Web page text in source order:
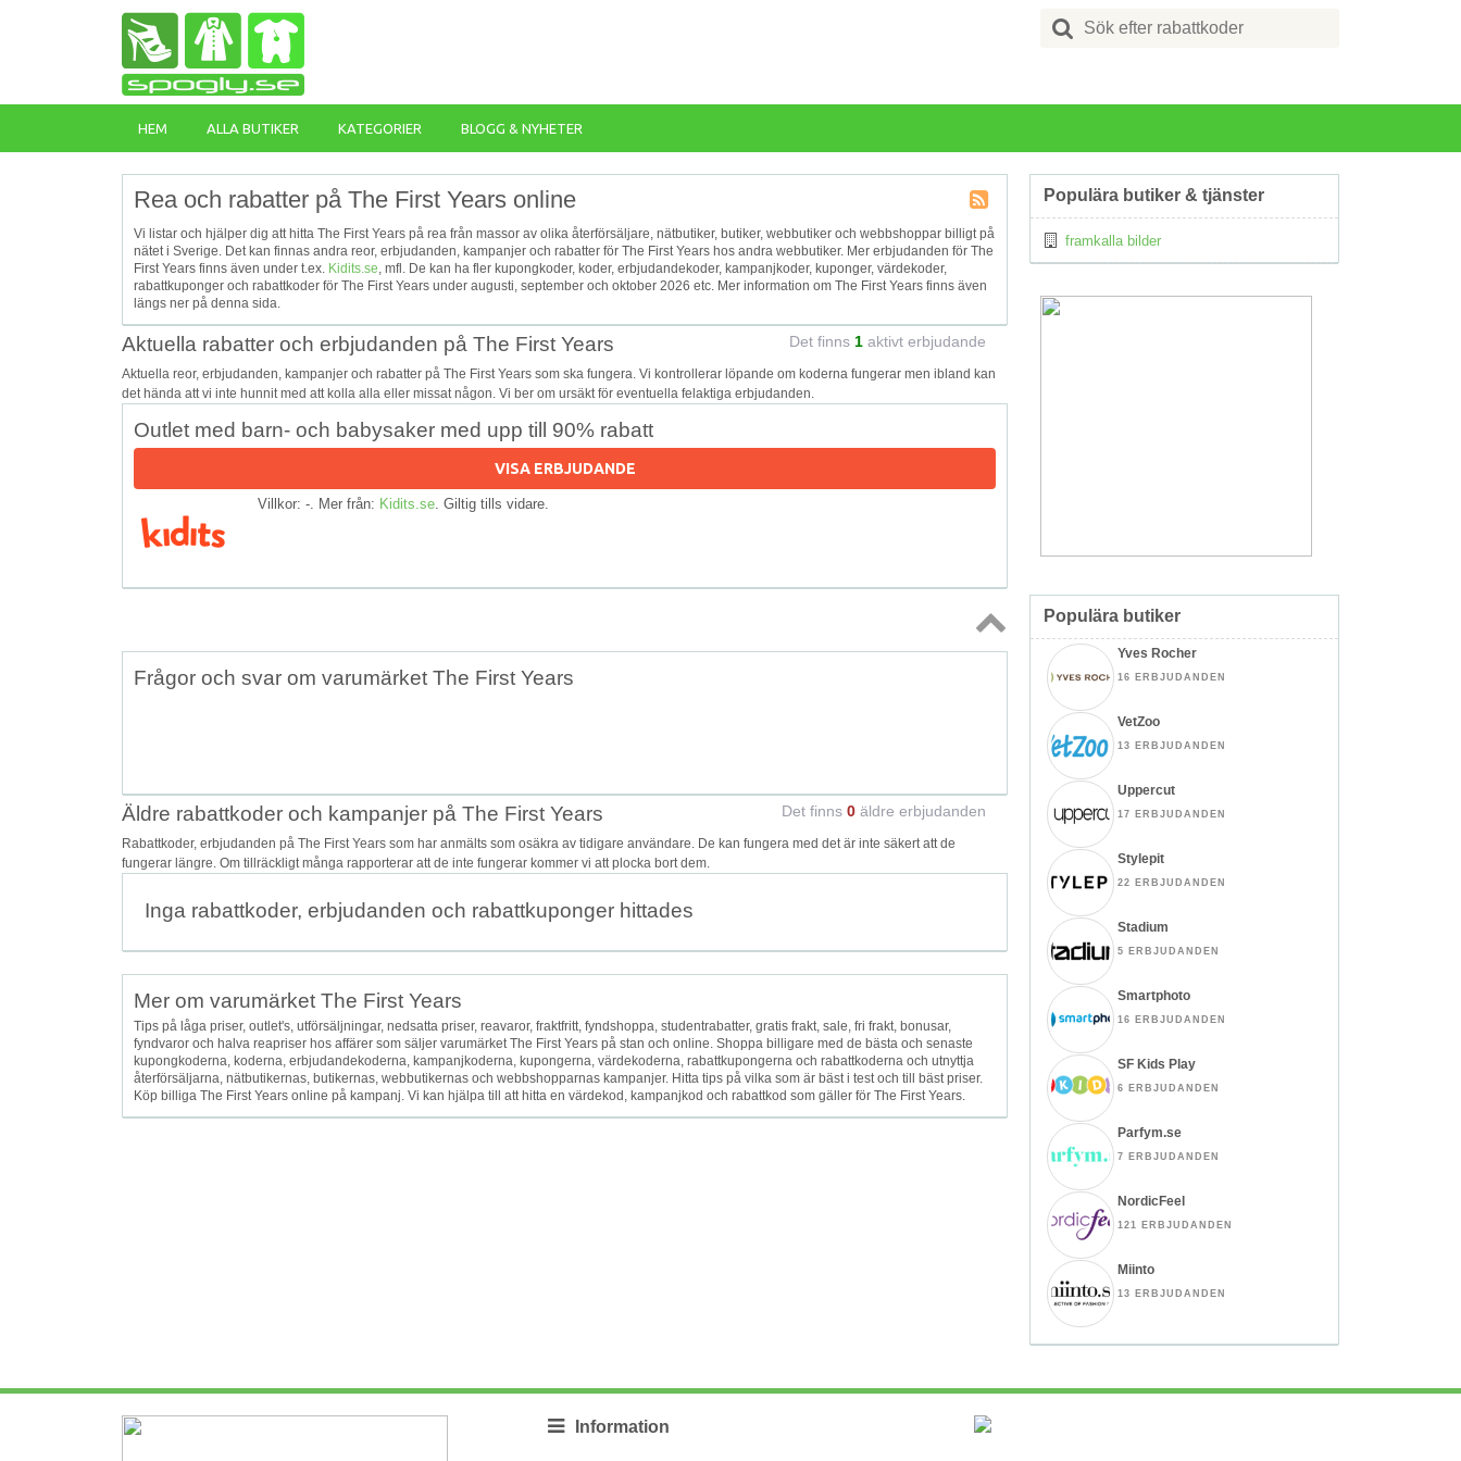
Search
for:
HEM ALLA BUTIKER KATEGORIER BLOGG & NYHETER
Kupong
Tagg
Rea och rabatter på The First Years online
Vi listar och hjälper dig att hitta The First Years på rea från massor av olika återförsäljare, nätbutiker, butiker, webbutiker och webbshoppar billigt på
nätet i Sverige. Det kan finnas andra reor, erbjudanden, kampanjer och rabatter för The First Years hos andra webbutiker. Mer erbjudanden för The
First Years finns även under t.ex. Kidits.se, mfl. De kan ha fler kupongkoder, koder, erbjudandekoder, kampanjkoder, kuponger, värdekoder,
rabattkuponger och rabattkoder för The First Years under augusti, september och oktober 2026 etc. Mer information om The First Years finns även
längs ner på denna sida.
Aktuella rabatter och erbjudanden på The First Years Det finns 1 aktivt erbjudande
Aktuella reor, erbjudanden, kampanjer och rabatter på The First Years som ska fungera. Vi kontrollerar löpande om koderna fungerar men ibland kan
det hända att vi inte hunnit med att kolla alla eller missat någon. Vi ber om ursäkt för eventuella felaktiga erbjudanden.
Outlet med barn- och babysaker med upp till 90% rabatt
VISA ERBJUDANDE
Villkor: -. Mer från: Kidits.se . Giltig tills vidare.
Topp
Frågor och svar om varumärket The First Years
Äldre rabattkoder och kampanjer på The First Years Det finns 0 äldre erbjudanden
Rabattkoder, erbjudanden på The First Years som har anmälts som osäkra av tidigare användare. De kan fungera med det är inte säkert att de
fungerar längre. Om tillräckligt många rapporterar att de inte fungerar kommer vi att plocka bort dem.
Inga rabattkoder, erbjudanden och rabattkuponger hittades
Mer om varumärket The First Years
Tips på låga priser, outlet's, utförsäljningar, nedsatta priser, reavaror, fraktfritt, fyndshoppa, studentrabatter, gratis frakt, sale, fri frakt, bonusar,
fyndvaror och halva reapriser hos affärer som säljer varumärket The First Years på stan och online. Shoppa billigare med de bästa och senaste
kupongkoderna, koderna, erbjudandekoderna, kampanjkoderna, kupongerna, värdekoderna, rabattkupongerna och rabattkoderna och utnyttja
återförsäljarna, nätbutikernas, butikernas, webbutikernas och webbshopparnas kampanjer. Hitta tips på vilka som är bäst i test och till bäst priser.
Köp billiga The First Years online på kampanj. Vi kan hjälpa till att hitta en värdekod, kampanjkod och rabattkod som gäller för The First Years.
Populära butiker & tjänster
framkalla bilder
Populära butiker
Yves Rocher
16 ERBJUDANDEN
VetZoo
13 ERBJUDANDEN
Uppercut
17 ERBJUDANDEN
Stylepit
22 ERBJUDANDEN
Stadium
5 ERBJUDANDEN
Smartphoto
16 ERBJUDANDEN
SF Kids Play
6 ERBJUDANDEN
Parfym.se
7 ERBJUDANDEN
NordicFeel
121 ERBJUDANDEN
Miinto
13 ERBJUDANDEN
Information